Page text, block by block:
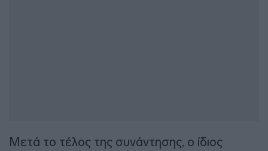
Μετά το τέλος της συνάντησης, ο ίδιος